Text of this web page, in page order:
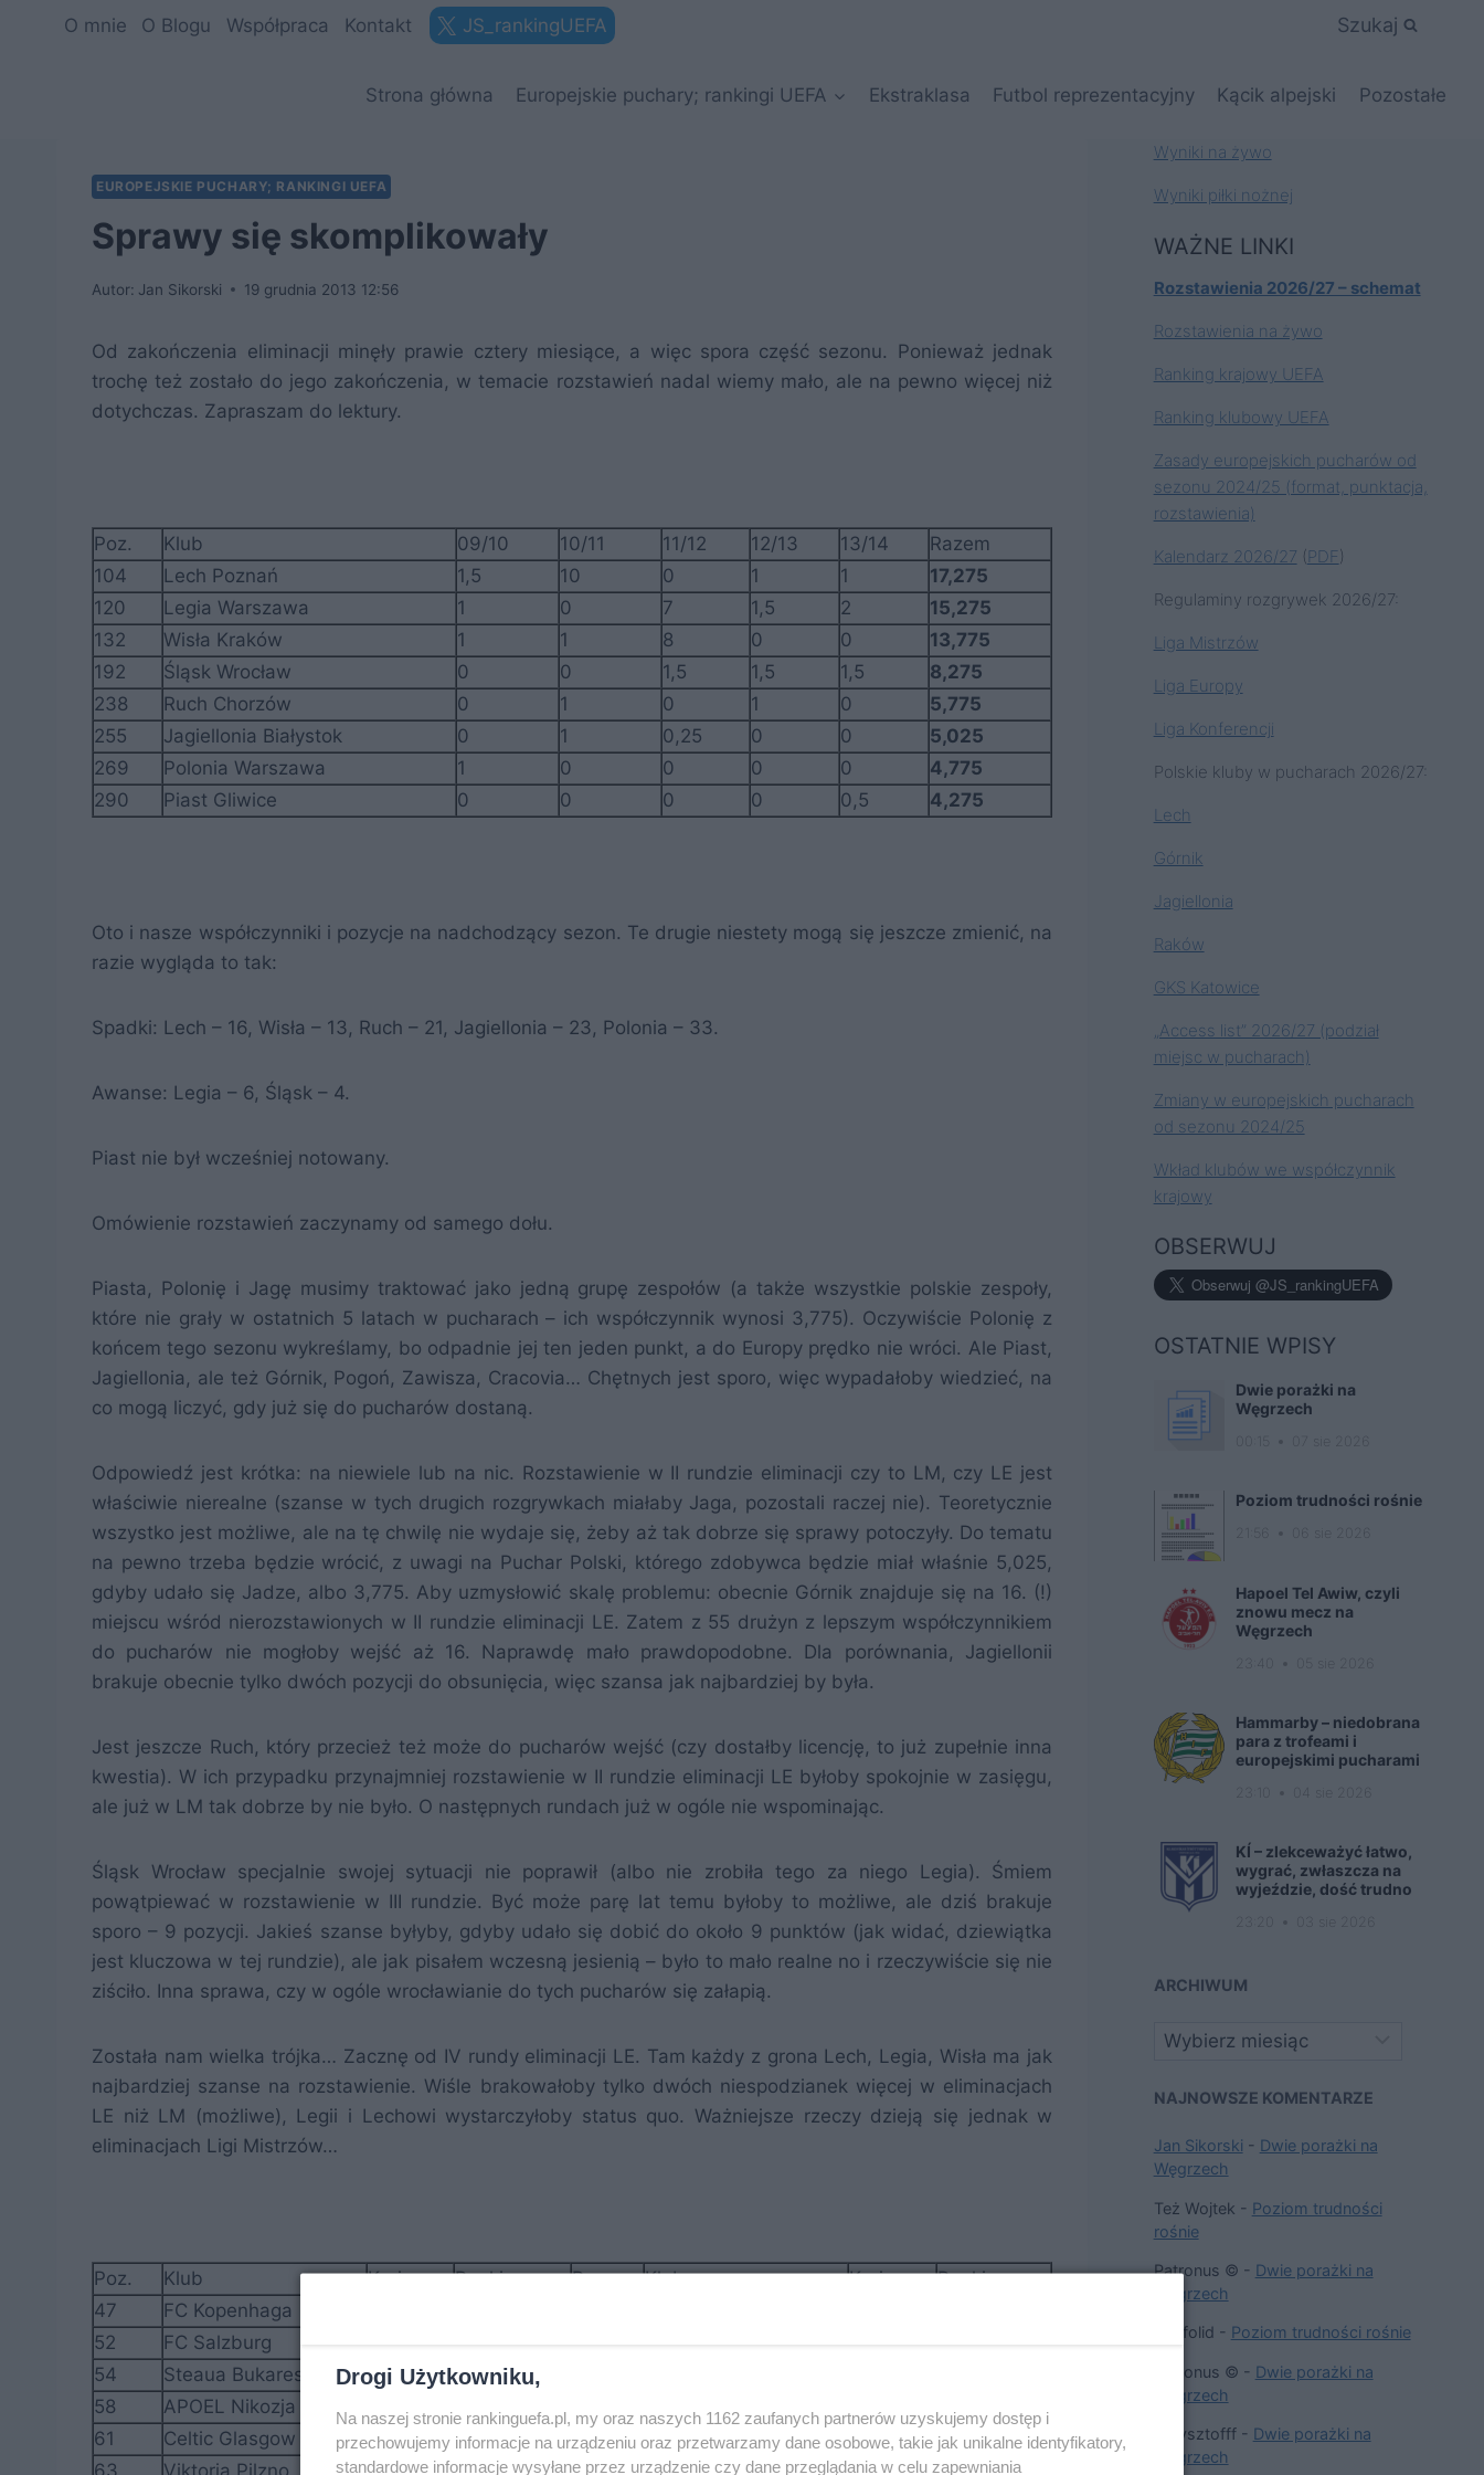
O mnie O Blogu Współpraca Kontakt JS_rankingUEFA Szukaj
Strona główna Europejskie puchary; rankingi UEFA Ekstraklasa Futbol reprezentacyjny Kącik alpejski Pozostałe
EUROPEJSKIE PUCHARY; RANKINGI UEFA
Sprawy się skomplikowały
Autor: Jan Sikorski 19 grudnia 2013 12:56
Od zakończenia eliminacji minęły prawie cztery miesiące, a więc spora część sezonu. Ponieważ jednak
trochę też zostało do jego zakończenia, w temacie rozstawień nadal wiemy mało, ale na pewno więcej niż
dotychczas. Zapraszam do lektury.
Poz. Klub 09/10 10/11 11/12 12/13 13/14
Razem
104
Lech Poznań 1,5 10 0 1 1
17,275
120
Legia Warszawa 1 0 7 1,5 2
15,275
132
Wisła Kraków 1 1 8 0 0
13,775
192
Śląsk Wrocław 0 0 1,5 1,5 1,5
8,275
238
Ruch Chorzów 0 1 0 1 0
5,775
255
Jagiellonia Białystok 0 1 0,25 0 0
5,025
269
Polonia Warszawa 1 0 0 0 0
4,775
290
Piast Gliwice 0 0 0 0 0,5 4,275
Oto i nasze współczynniki i pozycje na nadchodzący sezon. Te drugie niestety mogą się jeszcze zmienić, na
razie wygląda to tak:
Spadki: Lech – 16, Wisła – 13, Ruch – 21, Jagiellonia – 23, Polonia – 33.
Awanse: Legia – 6, Śląsk – 4.
Piast nie był wcześniej notowany.
Omówienie rozstawień zaczynamy od samego dołu.
Piasta, Polonię i Jagę musimy traktować jako jedną grupę zespołów (a także wszystkie polskie zespoły,
które nie grały w ostatnich 5 latach w pucharach – ich współczynnik wynosi 3,775). Oczywiście Polonię z
końcem tego sezonu wykreślamy, bo odpadnie jej ten jeden punkt, a do Europy prędko nie wróci. Ale Piast,
Jagiellonia, ale też Górnik, Pogoń, Zawisza, Cracovia… Chętnych jest sporo, więc wypadałoby wiedzieć, na
co mogą liczyć, gdy już się do pucharów dostaną.
Odpowiedź jest krótka: na niewiele lub na nic. Rozstawienie w II rundzie eliminacji czy to LM, czy LE jest
właściwie nierealne (szanse w tych drugich rozgrywkach miałaby Jaga, pozostali raczej nie). Teoretycznie
wszystko jest możliwe, ale na tę chwilę nie wydaje się, żeby aż tak dobrze się sprawy potoczyły. Do tematu
na pewno trzeba będzie wrócić, z uwagi na Puchar Polski, którego zdobywca będzie miał właśnie 5,025,
gdyby udało się Jadze, albo 3,775. Aby uzmysłowić skalę problemu: obecnie Górnik znajduje się na 16. (!)
miejscu wśród nierozstawionych w II rundzie eliminacji LE. Zatem z 55 drużyn z lepszym współczynnikiem
do pucharów nie mogłoby wejść aż 16. Naprawdę mało prawdopodobne. Dla porównania, Jagiellonii
brakuje obecnie tylko dwóch pozycji do obsunięcia, więc szansa jak najbardziej by była.
Jest jeszcze Ruch, który przecież też może do pucharów wejść (czy dostałby licencję, to już zupełnie inna
kwestia). W ich przypadku przynajmniej rozstawienie w II rundzie eliminacji LE byłoby spokojnie w zasięgu,
ale już w LM tak dobrze by nie było. O następnych rundach już w ogóle nie wspominając.
Śląsk Wrocław specjalnie swojej sytuacji nie poprawił (albo nie zrobiła tego za niego Legia). Śmiem
powątpiewać w rozstawienie w III rundzie. Być może parę lat temu byłoby to możliwe, ale dziś brakuje
sporo – 9 pozycji. Jakieś szanse byłyby, gdyby udało się dobić do około 9 punktów (jak widać, dziewiątka
jest kluczowa w tej rundzie), ale jak pisałem wczesną jesienią – było to mało realne no i rzeczywiście się nie
ziściło. Inna sprawa, czy w ogóle wrocławianie do tych pucharów się załapią.
Została nam wielka trójka… Zacznę od IV rundy eliminacji LE. Tam każdy z grona Lech, Legia, Wisła ma jak
najbardziej szanse na rozstawienie. Wiśle brakowałoby tylko dwóch niespodzianek więcej w eliminacjach
LE niż LM (możliwe), Legii i Lechowi wystarczyłoby status quo. Ważniejsze rzeczy dzieją się jednak w
eliminacjach Ligi Mistrzów…
Poz. Klub Kraj Ranking Poz. Klub Kraj
Ranking
47
FC Kopenhaga
52
FC Salzburg
54
Steaua Bukareszt ROM 39,451
58
APOEL Nikozja
61
Celtic Glasgow SCO 36,813 119 Slovan Liberec CZE
15,570
63
Viktoria Pilzno CZE 35,570 120 Legia Warszawa POL
15,275
Wyniki na żywo
Wyniki piłki nożnej
WAŻNE LINKI
Rozstawienia 2026/27 – schemat
Rozstawienia na żywo
Ranking krajowy UEFA
Ranking klubowy UEFA
Zasady europejskich pucharów od
sezonu 2024/25 (format, punktacja,
rozstawienia)
Kalendarz 2026/27 (PDF)
Regulaminy rozgrywek 2026/27:
Liga Mistrzów
Liga Europy
Liga Konferencji
Polskie kluby w pucharach 2026/27:
Lech
Górnik
Jagiellonia
Raków
GKS Katowice
„Access list” 2026/27 (podział
miejsc w pucharach)
Zmiany w europejskich pucharach
od sezonu 2024/25
Wkład klubów we współczynnik
krajowy
OBSERWUJ
OSTATNIE WPISY
Dwie porażki na
Węgrzech
Poziom trudności rośnie
Hapoel Tel Awiw, czyli
znowu mecz na
Węgrzech
Hammarby – niedobrana
para z trofeami i
europejskimi pucharami
KÍ – zlekceważyć łatwo,
wygrać, zwłaszcza na
wyjeździe, dość trudno
ARCHIWUM
Archiwa
NAJNOWSZE KOMENTARZE
Jan Sikorski - Dwie porażki na
Węgrzech
Też Wojtek - Poziom trudności
rośnie
Patronus © - Dwie porażki na
Węgrzech
Dysfolid - Poziom trudności rośnie
Patronus © - Dwie porażki na
Węgrzech
Krzysztofff- Dwie porażki na
Węgrzech
Drogi Użytkowniku,
Na naszej stronie rankinguefa.pl, my oraz naszych 1162 zaufanych partnerów uzyskujemy dostęp i
przechowujemy informacje na urządzeniu oraz przetwarzamy dane osobowe, takie jak unikalne identyfikatory,
standardowe informacje wysyłane przez urządzenie czy dane przeglądania w celu zapewniania